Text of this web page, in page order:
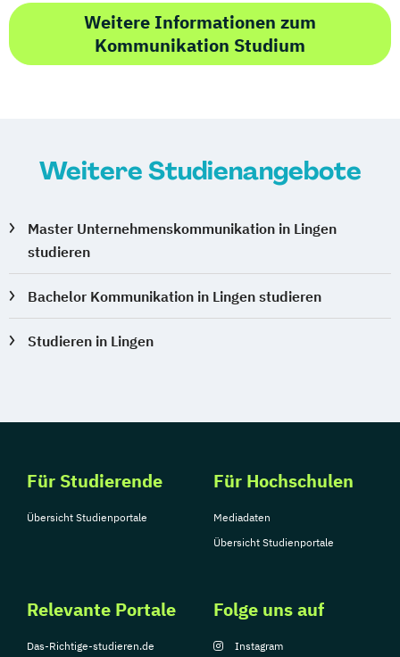
Weitere Informationen zum
Kommunikation Studium
Weitere Studienangebote
Master Unternehmenskommunikation in Lingen
studieren
Bachelor Kommunikation in Lingen studieren
Studieren in Lingen
Für Studierende
Übersicht Studienportale
Für Hochschulen
Mediadaten
Übersicht Studienportale
Relevante Portale
Das-Richtige-studieren.de
Folge uns auf
Instagram